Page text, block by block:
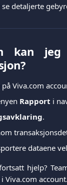
se detaljerte
kan
Viva.com
Rapport i
.
dataene
hjelp?
i Viva.com account.